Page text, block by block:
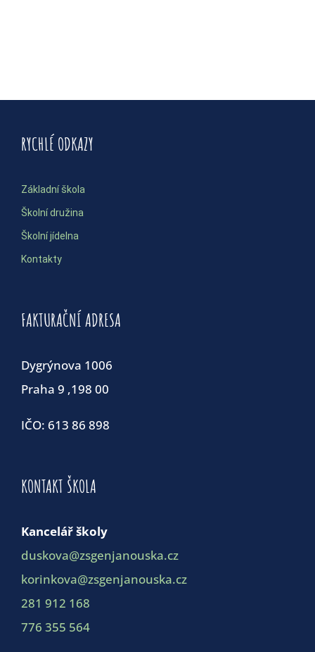
RYCHLÉ ODKAZY
Základní škola
Školní družina
Školní jídelna
Kontakty
FAKTURAČNÍ ADRESA
Dygrýnova 1006
Praha 9 ,198 00
IČO: 613 86 898
KONTAKT ŠKOLA
Kancelář školy
duskova@zsgenjanouska.cz
korinkova@zsgenjanouska.cz
281 912 168
776 355 564